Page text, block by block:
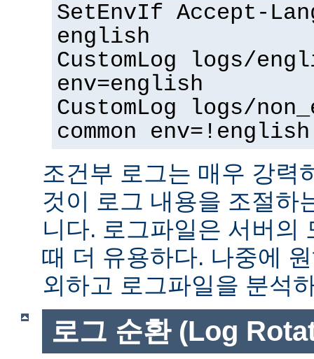
SetEnvIf Accept-
english
CustomLog logs/
env=english
CustomLog logs/
common env=!english
조건부 로그는 매우 강력
것이 로그 내용을 조절하
니다. 로그파일은 서버의
때 더 유용하다. 나중에
외하고 로그파일을 분석
로그 순환 (Log